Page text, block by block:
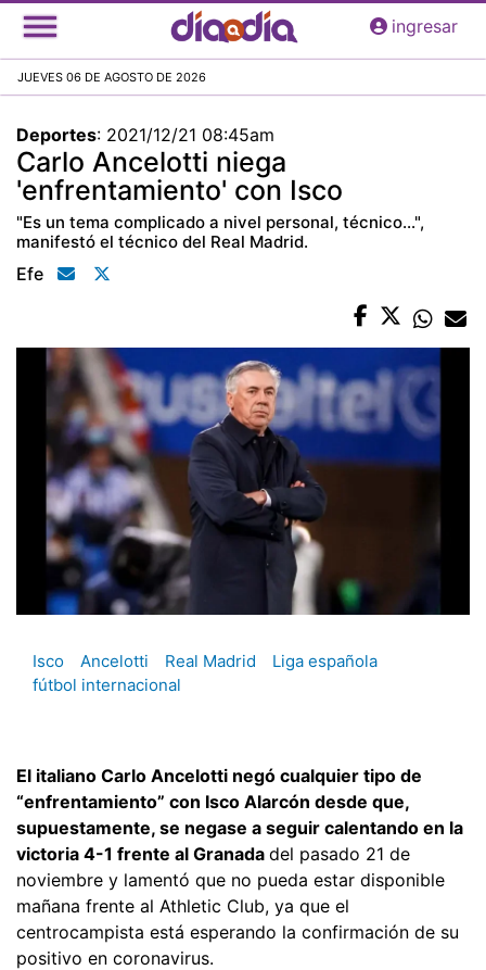
Pasar
al
principal
ingresar
JUEVES 06 DE AGOSTO DE 2026
Deportes: 2021/12/21 08:45am
Carlo Ancelotti niega
'enfrentamiento' con Isco
"Es un tema complicado a nivel personal, técnico…",
manifestó el técnico del Real Madrid.
Efe
Isco Ancelotti Real Madrid
Liga española
fútbol internacional
El italiano Carlo Ancelotti negó cualquier tipo de
“enfrentamiento” con Isco Alarcón desde que,
supuestamente, se negase a seguir calentando en la
victoria 4-1 frente al Granada del pasado 21 de
noviembre y lamentó que no pueda estar disponible
mañana frente al Athletic Club, ya que el
centrocampista está esperando la confirmación de su
positivo en coronavirus.